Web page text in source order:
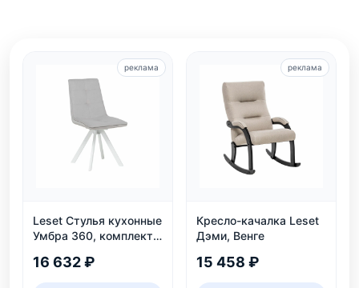
Leset Стулья кухонные
Умбра 360, комплект
16 632 ₽
реклама
Кресло-качалка Leset
Дэми, Венге
15 458 ₽
реклама